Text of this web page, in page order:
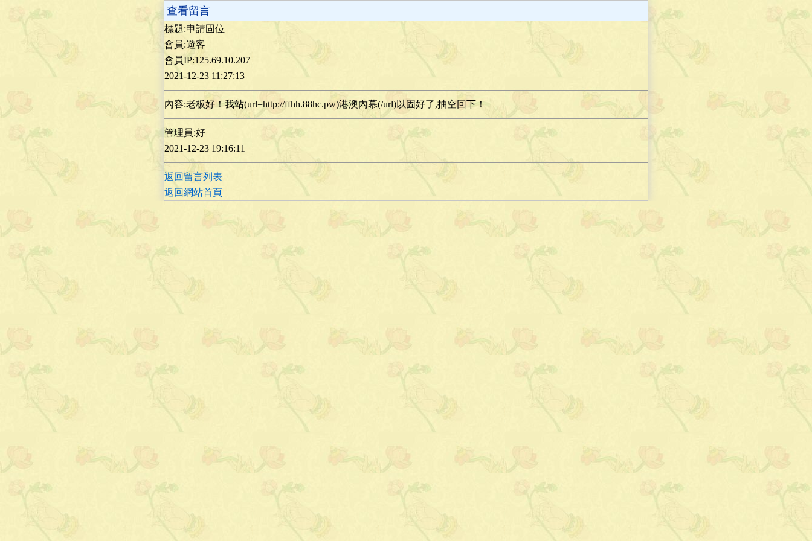
查看留言
標題:申請固位
會員:遊客
會員IP:125.69.10.207
2021-12-23 11:27:13
內容:老板好！我站(url=http://ffhh.88hc.pw) 港澳內幕(/url)以固好了,抽空回下！
管理員:好
2021-12-23 19:16:11
返回留言列表
返回網站首頁